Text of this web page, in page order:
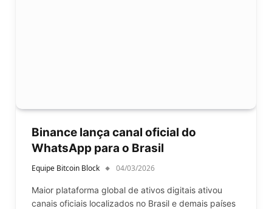
Binance lança canal oficial do
WhatsApp para o Brasil
Equipe Bitcoin Block 04/03/2026
Maior plataforma global de ativos digitais ativou
canais oficiais localizados no Brasil e demais países